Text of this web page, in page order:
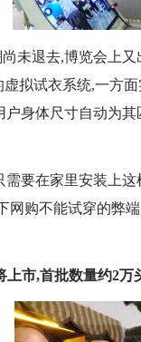
未退去,博览会上
虚拟试衣系统,一方
身体尺寸自动为
需要在家里安装上
网购不能试穿的弊
上市,首批数量约2万